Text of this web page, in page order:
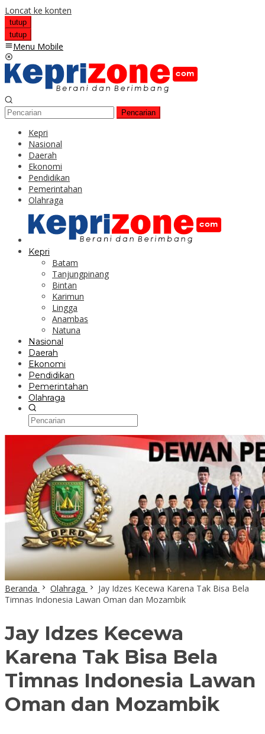
Loncat ke konten
tutup
tutup
Menu Mobile
Pencarian
Kepri
Nasional
Daerah
Ekonomi
Pendidikan
Pemerintahan
Olahraga
Kepri
Batam
Tanjungpinang
Bintan
Karimun
Lingga
Anambas
Natuna
Nasional
Daerah
Ekonomi
Pendidikan
Pemerintahan
Olahraga
Beranda Olahraga
Jay Idzes Kecewa Karena Tak Bisa Bela
Timnas Indonesia Lawan Oman dan Mozambik
Jay Idzes Kecewa
Karena Tak Bisa Bela
Timnas Indonesia Lawan
Oman dan Mozambik